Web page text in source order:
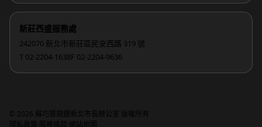
新莊西盛服務處
242070 新北市新莊區民安西路 319 號
T 02-2204-1638F 02-2204-9636
© 2026 蘇巧慧競選新北市長辦公室 版權所有
隱私政策 · 服務條款 · 網站地圖